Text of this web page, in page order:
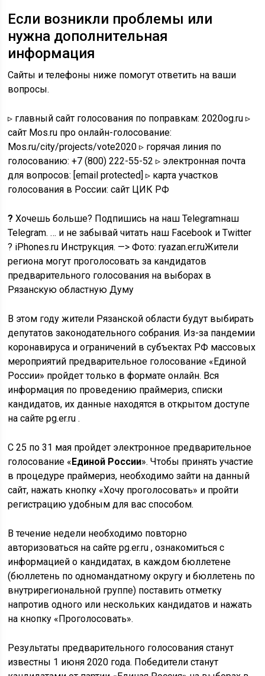
Если возникли проблемы или
нужна дополнительная
информация
Сайты и телефоны ниже помогут ответить на ваши
вопросы.
▹ главный сайт голосования по поправкам: 2020og.ru ▹
сайт Mos.ru про онлайн-голосование:
Mos.ru/city/projects/vote2020 ▹ горячая линия по
голосованию: +7 (800) 222-55-52 ▹ электронная почта
для вопросов: [email protected] ▹ карта участков
голосования в России: сайт ЦИК РФ
? Хочешь больше? Подпишись на наш Telegramнаш
Telegram. … и не забывай читать наш Facebook и Twitter
? iPhones.ru Инструкция. —> Фото: ryazan.er.ruЖители
региона могут проголосовать за кандидатов
предварительного голосования на выборах в
Рязанскую областную Думу
В этом году жители Рязанской области будут выбирать
депутатов законодательного собрания. Из-за пандемии
коронавируса и ограничений в субъектах РФ массовых
мероприятий предварительное голосование «Единой
России» пройдет только в формате онлайн. Вся
информация по проведению праймериз, списки
кандидатов, их данные находятся в открытом доступе
на сайте pg.er.ru .
С 25 по 31 мая пройдет электронное предварительное
голосование «Единой России». Чтобы принять участие
в процедуре праймериз, необходимо зайти на данный
сайт, нажать кнопку «Хочу проголосовать» и пройти
регистрацию удобным для вас способом.
В течение недели необходимо повторно
авторизоваться на сайте pg.er.ru , ознакомиться с
информацией о кандидатах, в каждом бюллетене
(бюллетень по одномандатному округу и бюллетень по
внутрирегиональной группе) поставить отметку
напротив одного или нескольких кандидатов и нажать
на кнопку «Проголосовать».
Результаты предварительного голосования станут
известны 1 июня 2020 года. Победители станут